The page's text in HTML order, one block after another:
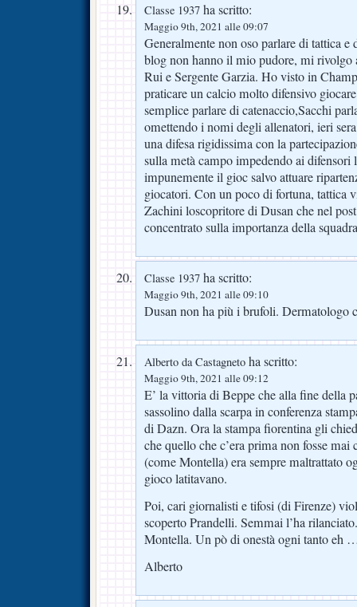
Classe 1937 ha scritto:
Maggio 9th, 2021 alle 09:07
Generalmente non oso parlare di tattica
blog non hanno il mio pudore, mi rivolgo
Rui e Sergente Garzia. Ho visto in
praticare un calcio molto difensivo
semplice parlare di catenaccio,Sacchi
omettendo i nomi degli allenatori, ieri
una difesa rigidissima con la
sulla metà campo impedendo ai difensori
impunemente il gioc salvo attuare
giocatori. Con un poco di fortuna, tattica
Zachini loscopritore di Dusan che nel
concentrato sulla importanza della
Classe 1937 ha scritto:
Maggio 9th, 2021 alle 09:10
Dusan non ha più i brufoli. Dermatologo
Alberto da Castagneto ha scritto:
Maggio 9th, 2021 alle 09:12
E’ la vittoria di Beppe che alla fine della
sassolino dalla scarpa in conferenza
di Dazn. Ora la stampa fiorentina gli
che quello che c’era prima non fosse
(come Montella) era sempre maltrattato
gioco latitavano.
Poi, cari giornalisti e tifosi (di Firenze)
scoperto Prandelli. Semmai l’ha
Montella. Un pò di onestà ogni tanto eh
Alberto